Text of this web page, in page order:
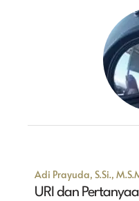
Adi Prayuda, S.Si.,
URI dan